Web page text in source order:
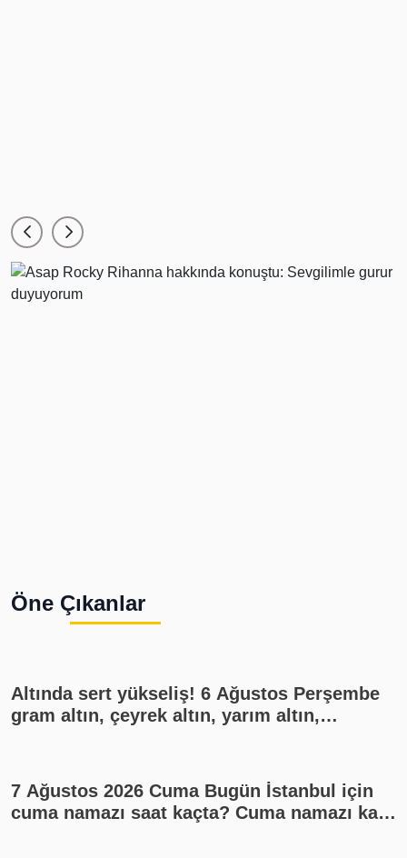
Öne Çıkanlar
Altında sert yükseliş! 6 Ağustos Perşembe
gram altın, çeyrek altın, yarım altın,
7 Ağustos 2026 Cuma Bugün İstanbul için
cuma namazı saat kaçta? Cuma namazı kaç